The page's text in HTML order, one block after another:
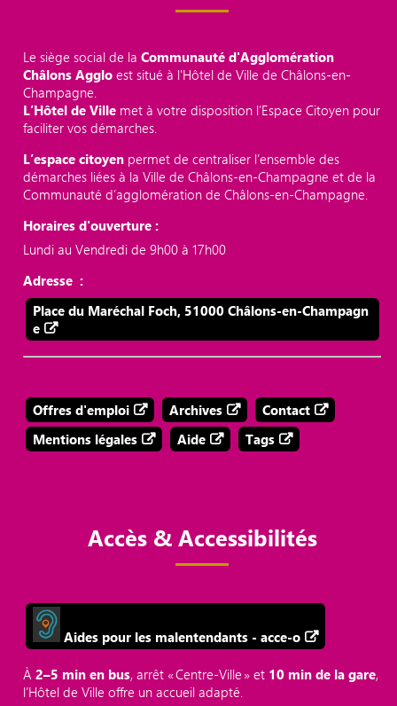
Le siège social de laCommunauté d'Agglomération
Châlons Aggloest situé à l'Hôtel de Ville de Châlons-en-
Champagne.
L’Hôtel de Ville met à votre disposition l’Espace Citoyen pour
faciliter vos démarches.
L’espace citoyen permet de centraliser l’ensemble des
démarches liées à la Ville de Châlons-en-Champagne et de la
Communauté d’agglomération de Châlons-en-Champagne.
Horaires d'ouverture :
Lundi au Vendredi de 9h00 à 17h00
Adresse :
Place du Maréchal Foch, 51000 Châlons-en-Champagn
e
Offres d'emploi Archives
Contact
Mentions légales
Aide Tags
Accès & Accessibilités
Aides pour les malentendants - acce-o
À2–5 min en bus, arrêt « Centre‑Ville » et 10 min de la gare,
l’Hôtel de Ville offre un accueil adapté.